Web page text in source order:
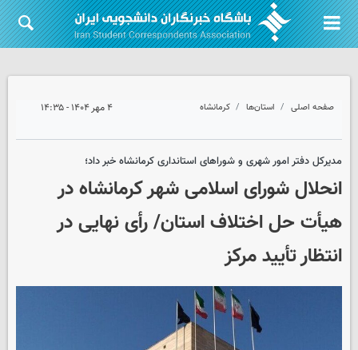
صفحه اصلی استان‌ها کرمانشاه ۴ مهر ۱۴۰۴ - ۱۴:۳۵
مدیرکل دفتر امور شهری و شوراهای استانداری کرمانشاه خبر داد؛
انحلال شورای اسلامی شهر کرمانشاه در
هیأت حل اختلاف استان/ رأی نهایی در
انتظار تأیید مرکز